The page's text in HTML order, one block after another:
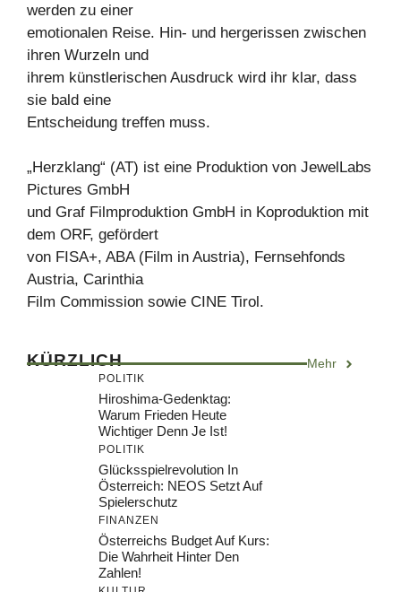
werden zu einer
emotionalen Reise. Hin- und hergerissen zwischen
ihren Wurzeln und
ihrem künstlerischen Ausdruck wird ihr klar, dass
sie bald eine
Entscheidung treffen muss.
„Herzklang“ (AT) ist eine Produktion von JewelLabs
Pictures GmbH
und Graf Filmproduktion GmbH in Koproduktion mit
dem ORF, gefördert
von FISA+, ABA (Film in Austria), Fernsehfonds
Austria, Carinthia
Film Commission sowie CINE Tirol.
KÜRZLICH Mehr
POLITIK
Hiroshima-Gedenktag:
Warum Frieden Heute
Wichtiger Denn Je Ist!
POLITIK
Glücksspielrevolution In
Österreich: NEOS Setzt Auf
Spielerschutz
FINANZEN
Österreichs Budget Auf Kurs:
Die Wahrheit Hinter Den
Zahlen!